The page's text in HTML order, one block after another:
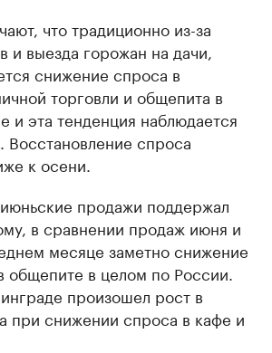
что традиционно из-за
и выезда горожан на дачи,
снижение спроса в
торговли и общепита в
и эта тенденция наблюдается
Восстановление спроса
к осени.
продажи поддержал
в сравнении продаж июня и
месяце заметно снижение
общепите в целом по России.
произошел рост в
при снижении спроса в кафе и